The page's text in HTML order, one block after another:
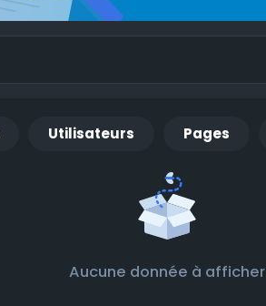
Utilisateurs Pages
Aucune donnée à afficher